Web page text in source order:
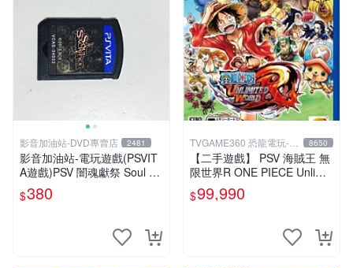
影音加油站-DVD專賣店 2481
影音加油站-電玩遊戲(PSVIT
A遊戲)PSV 闇魂獻祭 Soul Sa
crifice 日版/直購價380元/下
標就賣
$380
TVGAME360 恐龍電玩-台
中店
8650
【二手遊戲】 PSV 海賊王 無
限世界R ONE PIECE Unlimit
ed World 中文版【台中恐龍
電玩】
$99,990